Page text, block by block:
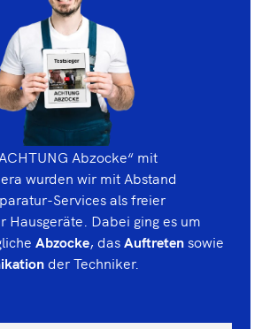
Abzocke“ mit
wurden wir mit Abstand
Services als freier
Hausgeräte. Dabei ging es um
Abzocke, dasAuftretensowie
der Techniker.